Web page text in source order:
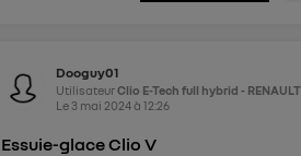
Dooguy01
UtilisateurClio E-Tech full hybrid - RENAULT
Le 3 mai 2024à12:26
Essuie-glace Clio V